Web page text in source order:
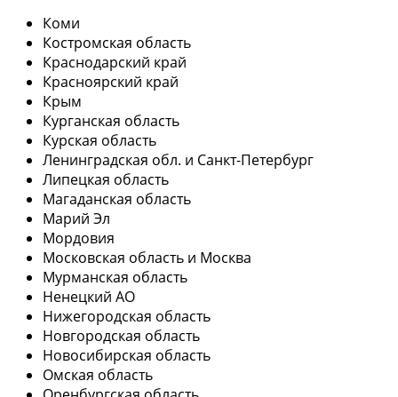
Коми
Костромская область
Краснодарский край
Красноярский край
Крым
Курганская область
Курская область
Ленинградская обл. и Санкт-Петербург
Липецкая область
Магаданская область
Марий Эл
Мордовия
Московская область и Москва
Мурманская область
Ненецкий АО
Нижегородская область
Новгородская область
Новосибирская область
Омская область